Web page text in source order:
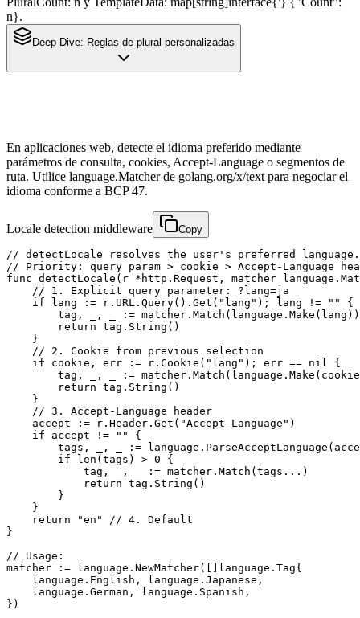
n}.
Deep Dive: Reglas de plural personalizadas
En aplicaciones web, detecte el idioma preferido mediante
parámetros de consulta, cookies, Accept-Language o segmentos de
ruta. Utilice language.Matcher de golang.org/x/text para negociar el
idioma conforme a BCP 47.
Locale detection middleware Copy
// detectLocale resolves the user's preferred language.
// Priority: query param > cookie > Accept-Language
func detectLocale(r *http.Request, matcher
    // 1. Explicit query parameter: ?lang=ja
    if lang := r.URL.Query().Get("lang"); lang != "" {
        tag, _, _ := matcher.Match(language.Make(lang))
        return tag.String()
    }
    // 2. Cookie from previous selection
    if cookie, err := r.Cookie("lang"); err == nil {
tag, _, _ :=
        return tag.String()
    }
    // 3. Accept-Language header
    accept := r.Header.Get("Accept-Language")
    if accept != "" {
tags, _, _ :=
        if len(tags) > 0 {
            tag, _, _ := matcher.Match(tags...)
            return tag.String()
        }
    }
    return "en" // 4. Default
}
// Usage:
matcher := language.NewMatcher([]language.Tag{
    language.English, language.Japanese,
    language.German, language.Spanish,
})